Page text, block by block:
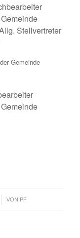
Stellvertreter
Gemeinde
VON PF